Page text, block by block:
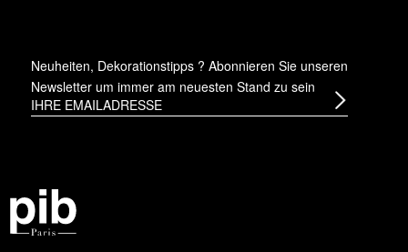
Neuheiten, Dekorationstipps ? Abonnieren Sie unseren
Newsletter um immer am neuesten Stand zu sein